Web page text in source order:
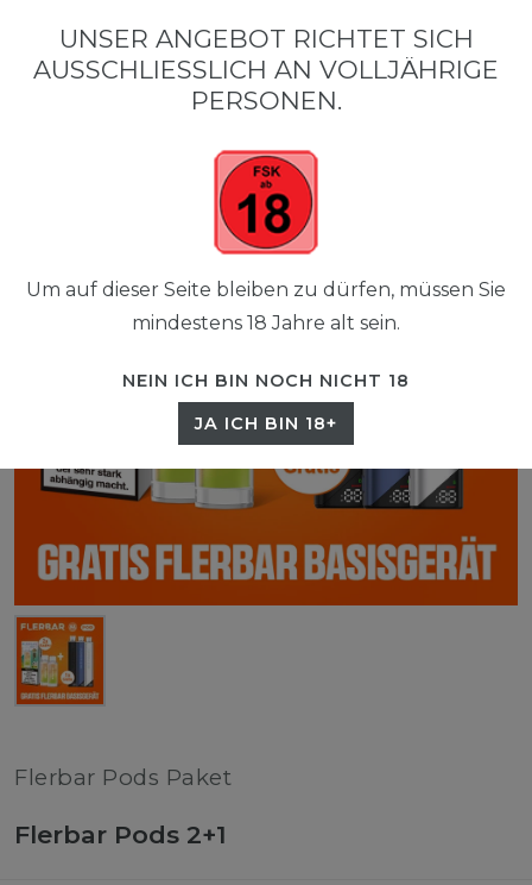
0
0,00 EUR
Flerbar Pods Paket
Flerbar Pods 2+1
UNSER ANGEBOT RICHTET SICH
AUSSCHLIESSLICH AN VOLLJÄHRIGE P
ERSONEN.
Um auf dieser Seite bleiben zu dürfen, müssen Sie
mindestens 18 Jahre alt sein.
NEIN ICH BIN NOCH NICHT 18
JA ICH BIN 18+